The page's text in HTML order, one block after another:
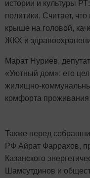
истории и культуры
политики. Считает,
крыше на головой,
ЖКХ и
Марат Нуриев,
«Уютный дом»: его
жилищно-
комфорта
Также перед
РФ Айрат Фаррахов,
Казанского
Шамсутдинов и